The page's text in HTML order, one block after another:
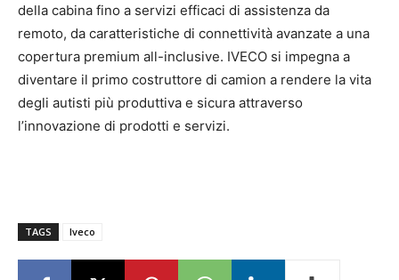
della cabina fino a servizi efficaci di assistenza da
remoto, da caratteristiche di connettività avanzate a una
copertura premium all-inclusive. IVECO si impegna a
diventare il primo costruttore di camion a rendere la vita
degli autisti più produttiva e sicura attraverso
l’innovazione di prodotti e servizi.
TAGS Iveco